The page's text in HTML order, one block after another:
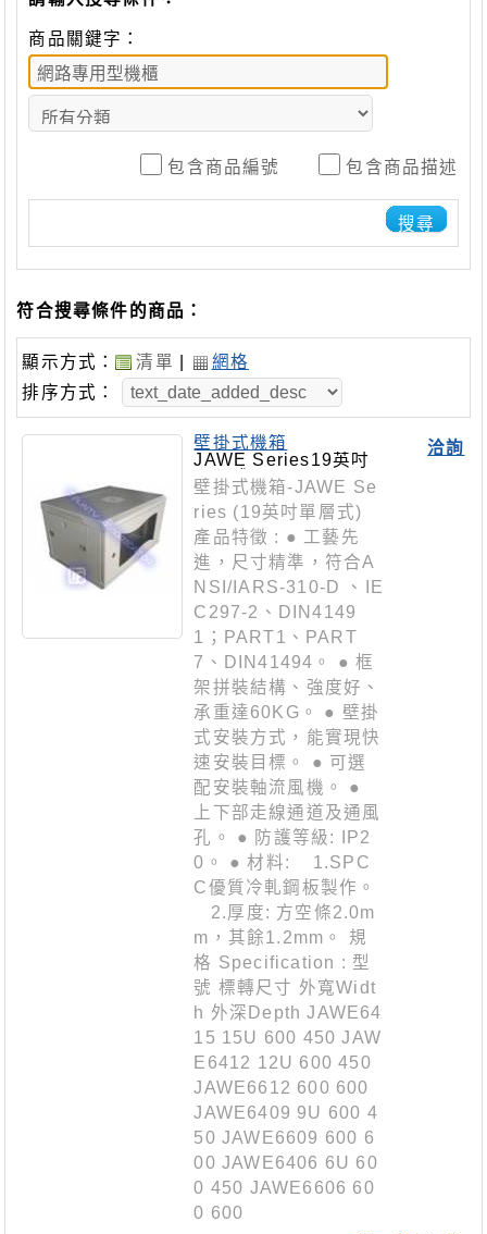
商品關鍵字：
包含商品編號 包含商品描述
搜尋
符合搜尋條件的商品：
顯示方式： 清單
網格
排序方式：
洽詢
壁掛式機箱
JAWE Series19英吋
單層式
壁掛式機箱-JAWE Se
ries (19英吋單層式)
產品特徵 : ● 工藝先
進，尺寸精準，符合A
NSI/IARS-310-D 、IE
C297-2、DIN4149
1；PART1、PART
7、DIN41494。 ● 框
架拼裝結構、強度好、
承重達60KG。 ● 壁掛
式安裝方式，能實現快
速安裝目標。 ● 可選
配安裝軸流風機。 ●
上下部走線通道及通風
孔。 ● 防護等級: IP2
0。 ● 材料: 1.SPC
C優質冷軋鋼板製作。
2.厚度: 方空條2.0m
m，其餘1.2mm。 規
格 Specification : 型
號 標轉尺寸 外寬Widt
h 外深Depth JAWE64
15 15U 600 450 JAW
E6412 12U 600 450
JAWE6612 600 600
JAWE6409 9U 600 4
50 JAWE6609 600 6
00 JAWE6406 6U 60
0 450 JAWE6606 60
0 600